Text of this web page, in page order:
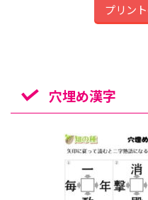
プリン
穴埋め漢字